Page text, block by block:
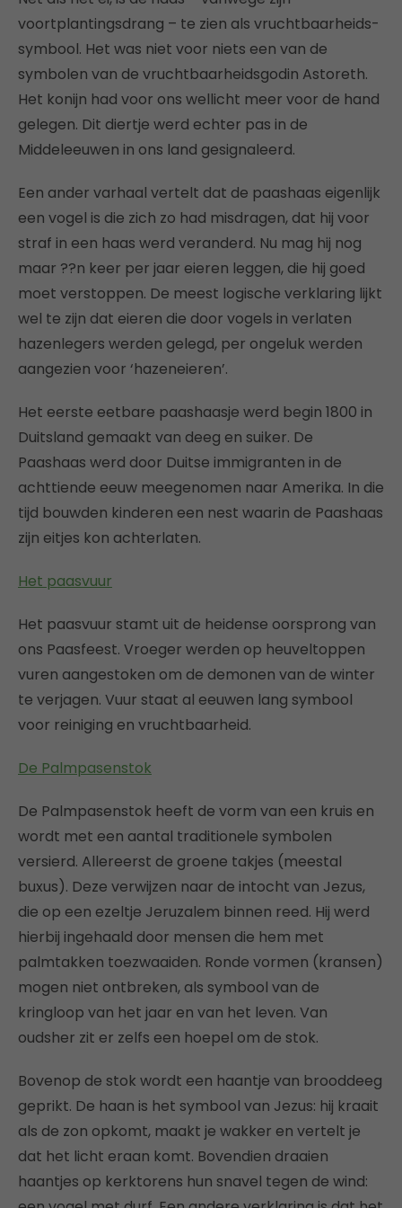
voortplantingsdrang – te zien als vruchtbaarheids-
symbool. Het was niet voor niets een van de
symbolen van de vruchtbaarheidsgodin Astoreth.
Het konijn had voor ons wellicht meer voor de hand
gelegen. Dit diertje werd echter pas in de
Middeleeuwen in ons land gesignaleerd.
Een ander varhaal vertelt dat de paashaas eigenlijk
een vogel is die zich zo had misdragen, dat hij voor
straf in een haas werd veranderd. Nu mag hij nog
maar ??n keer per jaar eieren leggen, die hij goed
moet verstoppen. De meest logische verklaring lijkt
wel te zijn dat eieren die door vogels in verlaten
hazenlegers werden gelegd, per ongeluk werden
aangezien voor ‘hazeneieren’.
Het eerste eetbare paashaasje werd begin 1800 in
Duitsland gemaakt van deeg en suiker. De
Paashaas werd door Duitse immigranten in de
achttiende eeuw meegenomen naar Amerika. In die
tijd bouwden kinderen een nest waarin de Paashaas
zijn eitjes kon achterlaten.
Het paasvuur
Het paasvuur stamt uit de heidense oorsprong van
ons Paasfeest. Vroeger werden op heuveltoppen
vuren aangestoken om de demonen van de winter
te verjagen. Vuur staat al eeuwen lang symbool
voor reiniging en vruchtbaarheid.
De Palmpasenstok
De Palmpasenstok heeft de vorm van een kruis en
wordt met een aantal traditionele symbolen
versierd. Allereerst de groene takjes (meestal
buxus). Deze verwijzen naar de intocht van Jezus,
die op een ezeltje Jeruzalem binnen reed. Hij werd
hierbij ingehaald door mensen die hem met
palmtakken toezwaaiden. Ronde vormen (kransen)
mogen niet ontbreken, als symbool van de
kringloop van het jaar en van het leven. Van
oudsher zit er zelfs een hoepel om de stok.
Bovenop de stok wordt een haantje van brooddeeg
geprikt. De haan is het symbool van Jezus: hij kraait
als de zon opkomt, maakt je wakker en vertelt je
dat het licht eraan komt. Bovendien draaien
haantjes op kerktorens hun snavel tegen de wind: